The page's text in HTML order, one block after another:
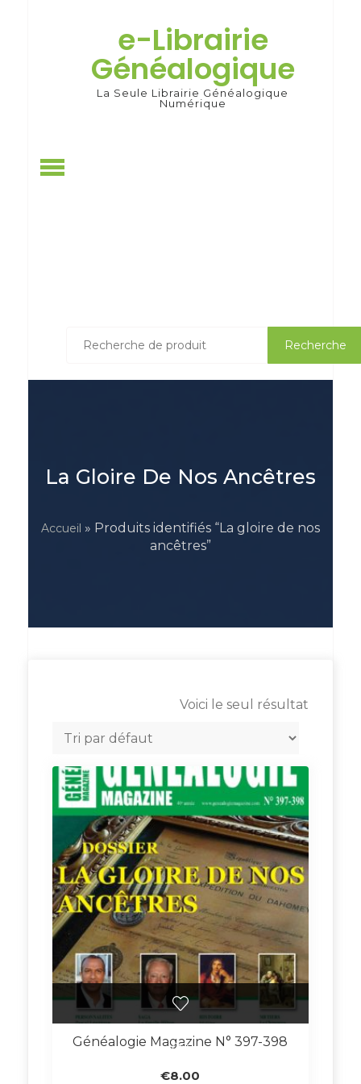
e-Librairie
Généalogique
La Seule Librairie Généalogique
Numérique
pour :
Recherche
La Gloire De Nos Ancêtres
Accueil » Produits identifiés “La gloire de nos
ancêtres”
Voici le seul résultat
Généalogie Magazine N° 397-398
€8.00